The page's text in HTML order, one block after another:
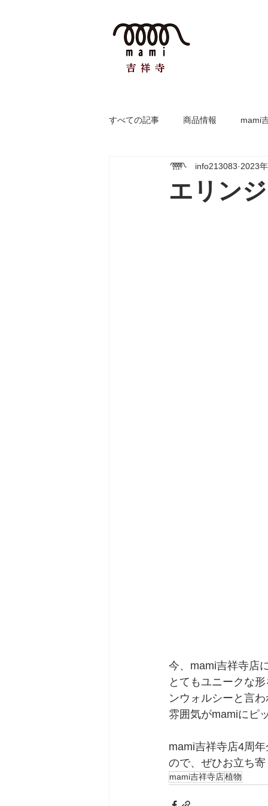
すべての記事 商品情報 mami
エリン
info213083 2023
今、mami吉祥寺店
とてもユニークな
ンウォルシーと言
雰囲気がmamiにピ
mami吉祥寺店4周
ので、ぜひお立ち
mami吉祥寺店植物